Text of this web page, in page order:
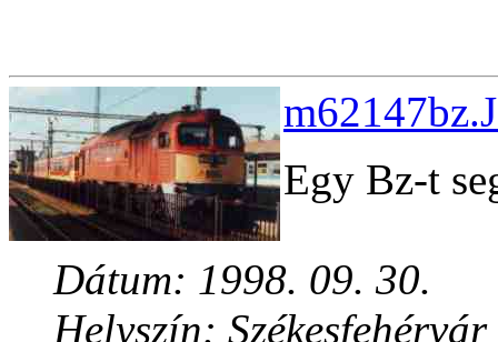
Egy Bz-t
Dátum: 1998. 09. 30.
Helyszín: Székesfehérvár